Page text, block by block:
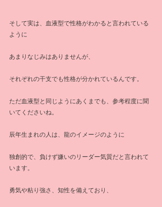
そして実は、血液型で性格がわかると言われている
ように
あまりなじみはありませんが、
それぞれの干支でも性格が分かれているんです。
ただ血液型と同じようにあくまでも、参考程度に聞
いてくださいね。
辰年生まれの人は、龍のイメージのように
独創的で、負けず嫌いのリーダー気質だと言われて
います。
勇気や粘り強さ、知性を備えており、